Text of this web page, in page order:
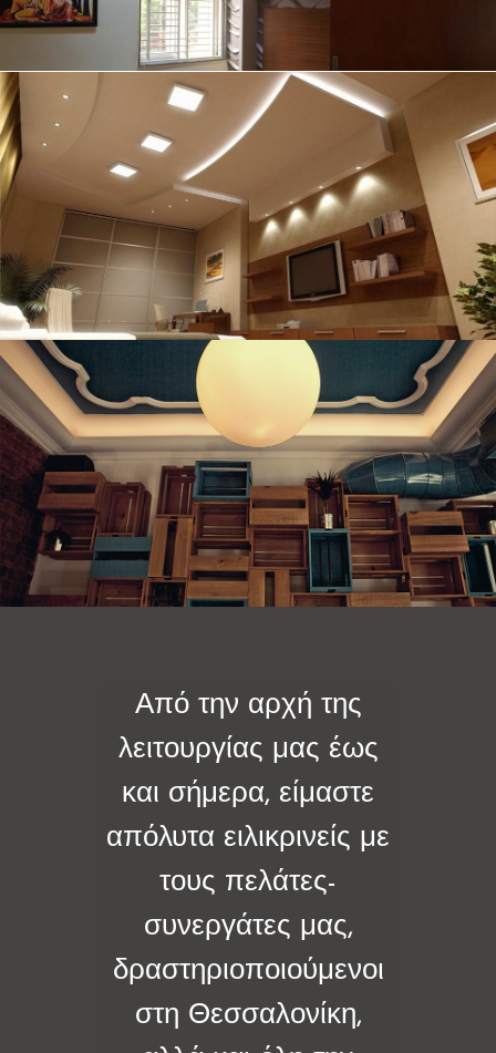
Εφαρμογές εσωτερικής
δόμησης
Περίτεχνες κατασκευές
Από την αρχή της
λειτουργίας μας έως
και σήμερα, είμαστε
απόλυτα ειλικρινείς με
τους πελάτες-
συνεργάτες μας,
δραστηριοποιούμενοι
στη Θεσσαλονίκη,